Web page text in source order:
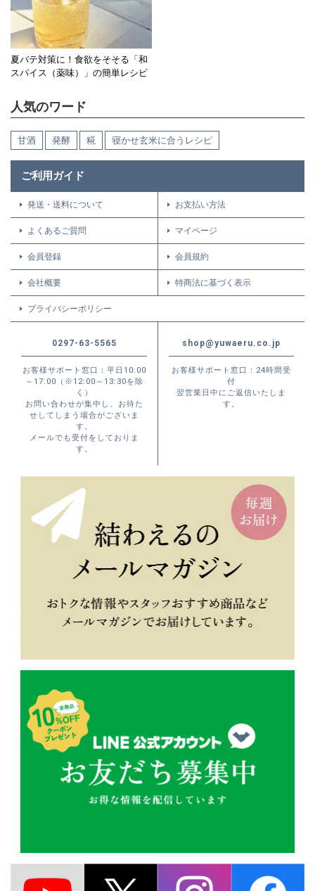
夏バテ対策に！食欲をそそる「和
スパイス（薬味）」の簡単レシピ
人気のワード
甘酒 発酵 糀 寝かせ玄米に合うレシピ
ご利用ガイド
発送・送料について お支払い方法
よくあるご質問 マイページ
会員登録 会員規約
会社概要 特商法に基づく表示
プライバシーポリシー
0297-63-5565
お客様サポート窓口：平日10:00
～17:00（※12:00～13:30を除
く）
お問い合わせが集中し、お待た
せしてしまう場合がございま
す。
メールでも受付をしておりま
す。
shop@yuwaeru.co.jp
お客様サポート窓口：24時間受
付
翌営業日中にご返信いたしま
す。